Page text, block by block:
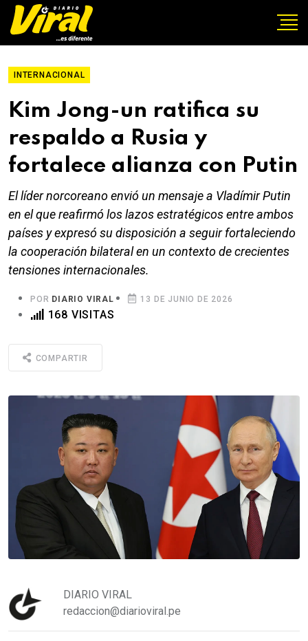
INTERNACIONAL
Kim Jong-un ratifica su
respaldo a Rusia y
fortalece alianza con Putin
El líder norcoreano envió un mensaje a Vladímir Putin
en el que reafirmó los lazos estratégicos entre ambos
países y expresó su disposición a seguir fortaleciendo
la cooperación bilateral en un contexto de crecientes
tensiones internacionales.
POR DIARIO VIRAL 13 DE JUNIO DE 2026
168 VISITAS
COMPARTIR
DIARIO VIRAL
redaccion@diarioviral.pe